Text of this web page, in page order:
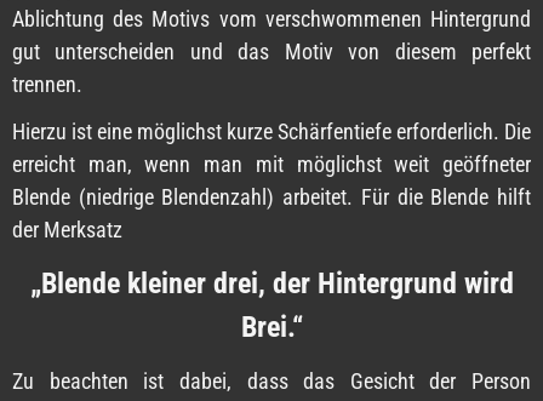
Ablichtung des Motivs vom verschwommenen Hintergrund
gut unterscheiden und das Motiv von diesem perfekt
trennen.
Hierzu ist eine möglichst kurze Schärfentiefe erforderlich. Die
erreicht man, wenn man mit möglichst weit geöffneter
Blende (niedrige Blendenzahl) arbeitet. Für die Blende hilft
der Merksatz
„Blende kleiner drei, der Hintergrund wird
Brei.“
Zu beachten ist dabei, dass das Gesicht der Person